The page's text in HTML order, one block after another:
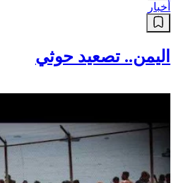
أخبار
اليمن.. تصعيد حوثي